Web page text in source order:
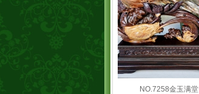
NO.7258金玉满堂